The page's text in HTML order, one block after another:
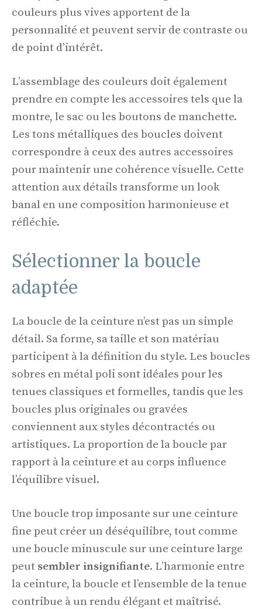
couleurs plus vives apportent de la
personnalité et peuvent servir de contraste ou
de point d’intérêt.
L’assemblage des couleurs doit également
prendre en compte les accessoires tels que la
montre, le sac ou les boutons de manchette.
Les tons métalliques des boucles doivent
correspondre à ceux des autres accessoires
pour maintenir une cohérence visuelle. Cette
attention aux détails transforme un look
banal en une composition harmonieuse et
réfléchie.
Sélectionner la boucle
adaptée
La boucle de la ceinture n’est pas un simple
détail. Sa forme, sa taille et son matériau
participent à la définition du style. Les boucles
sobres en métal poli sont idéales pour les
tenues classiques et formelles, tandis que les
boucles plus originales ou gravées
conviennent aux styles décontractés ou
artistiques. La proportion de la boucle par
rapport à la ceinture et au corps influence
l’équilibre visuel.
Une boucle trop imposante sur une ceinture
fine peut créer un déséquilibre, tout comme
une boucle minuscule sur une ceinture large
peut sembler insignifiante. L’harmonie entre
la ceinture, la boucle et l’ensemble de la tenue
contribue à un rendu élégant et maîtrisé.